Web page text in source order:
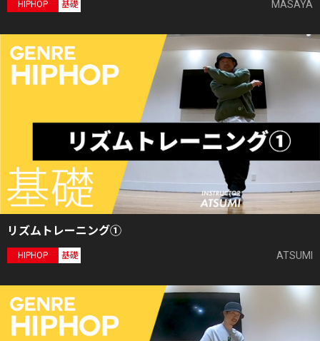
HIPHOP 基礎 MASAYA
リズムトレーニング①
HIPHOP 基礎 ATSUMI